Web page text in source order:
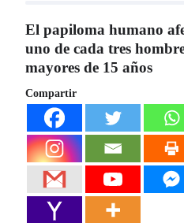
El papiloma humano
uno de cada tres
mayores de 15 años
Compartir